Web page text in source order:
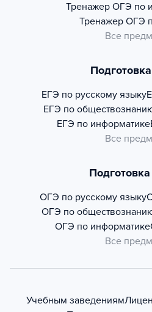
Тренажер ОГЭ по
Тренажер ОГЭ
Все
ЕГЭ по русскому языку
ЕГЭ по
ЕГЭ по информатике
Все
ОГЭ по русскому языку
ОГЭ по
ОГЭ по информатике
Все
Учебным заведениям